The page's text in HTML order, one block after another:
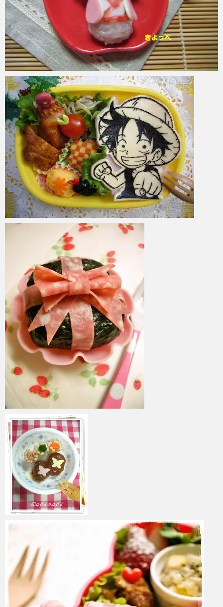
azuki 2017年6月6日
2017年6月5日
azuki 2017年6月5日